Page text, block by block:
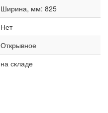
Ширина, мм: 825
Нет
Открывное
на складе